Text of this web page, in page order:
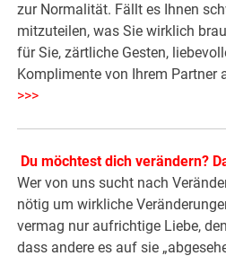
zur Normalität. Fällt es Ihnen
mitzuteilen, was Sie wirklich
für Sie, zärtliche Gesten,
Komplimente von Ihrem Partner
>>>
Du möchtest dich verändern?
Wer von uns sucht nach
nötig um wirkliche
vermag nur aufrichtige Liebe,
dass andere es auf sie